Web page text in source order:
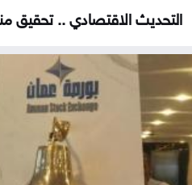
التحديث الاقتصادي .. تحقيق